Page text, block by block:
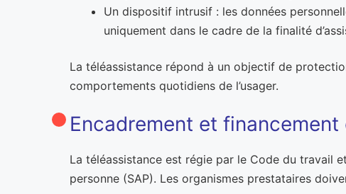
Un dispositif intrusif : les données
uniquement dans le cadre de la finalité
La téléassistance répond à un objectif de
comportements quotidiens de l’usager.
Encadrement et
La téléassistance est régie par le Code du travail
personne (SAP). Les organismes prestataires